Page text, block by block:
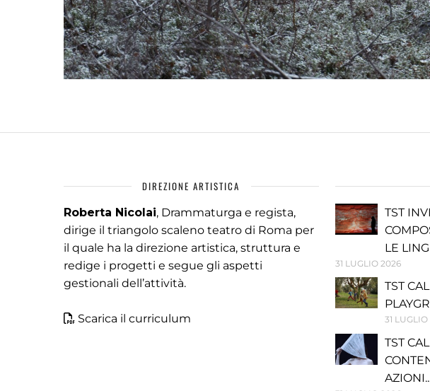
DIREZIONE ARTISTICA
Roberta Nicolai, Drammaturga e regista,
dirige il triangolo scaleno teatro di Roma per
il quale ha la direzione artistica, struttura e
redige i progetti e segue gli aspetti
gestionali dell’attività.
Scarica il curriculum
TST
LE
31 LUGLIO 2026
TST
31
TST